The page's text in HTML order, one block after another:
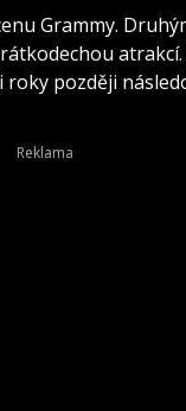
Grammy.
atrakcí.
později